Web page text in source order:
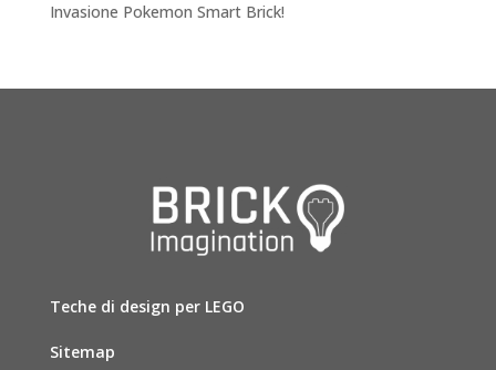
Invasione Pokemon Smart Brick!
Teche di design per LEGO
Sitemap